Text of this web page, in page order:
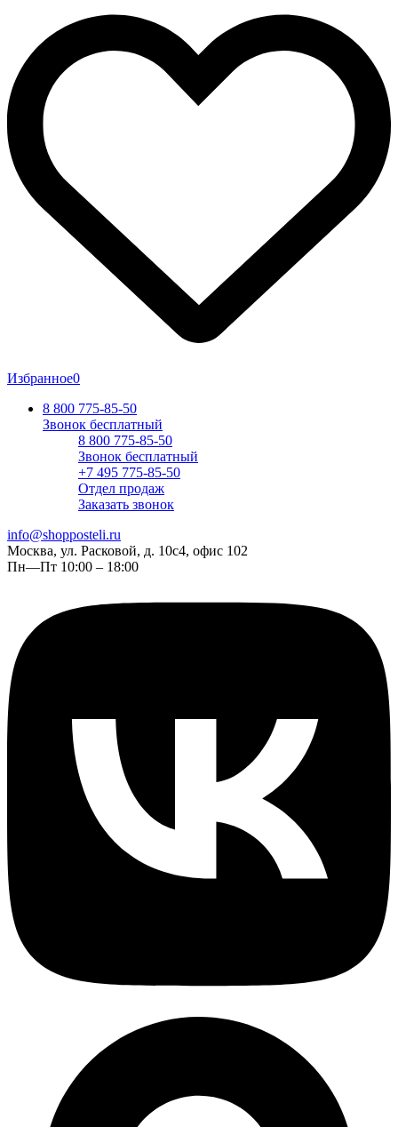
Избранное0
8 800 775-85-50
Звонок бесплатный
8 800 775-85-50
Звонок бесплатный
+7 495 775-85-50
Отдел продаж
Заказать звонок
info@shopposteli.ru
Москва, ул. Расковой, д. 10с4, офис 102
Пн—Пт 10:00 – 18:00